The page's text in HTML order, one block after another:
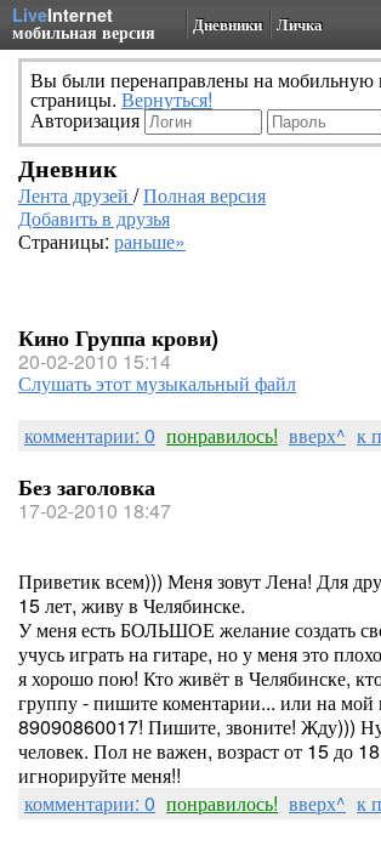
LiveInternet
мобильная версия Дневники Личка
Вы были перенаправлены на мобильную
страницы. Вернуться!
Авторизация
Дневник
Лента друзей /Полная версия
Добавить в друзья
Страницы: раньше»
Кино Группа крови)
20-02-2010 15:14
Слушать этот музыкальный файл
комментарии: 0 понравилось! вверх^ к
Без заголовка
17-02-2010 18:47
Приветик всем))) Меня зовут Лена! Для
15 лет, живу в Челябинске.
У меня есть БОЛЬШОЕ желание создать
учусь играть на гитаре, но у меня это
я хорошо пою! Кто живёт в Челябинске, кто
группу - пишите коментарии... или на мой
89090860017! Пишите, звоните! Жду)))
человек. Пол не важен, возраст от 15 до
игнорируйте меня!!
комментарии: 0 понравилось! вверх^ к